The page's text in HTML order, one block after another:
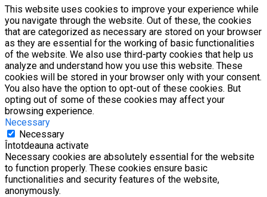
This website uses cookies to improve your experience while
you navigate through the website. Out of these, the cookies
that are categorized as necessary are stored on your browser
as they are essential for the working of basic functionalities
of the website. We also use third-party cookies that help us
analyze and understand how you use this website. These
cookies will be stored in your browser only with your consent.
You also have the option to opt-out of these cookies. But
opting out of some of these cookies may affect your
browsing experience.
Necessary
Necessary
Întotdeauna activate
Necessary cookies are absolutely essential for the website
to function properly. These cookies ensure basic
functionalities and security features of the website,
anonymously.